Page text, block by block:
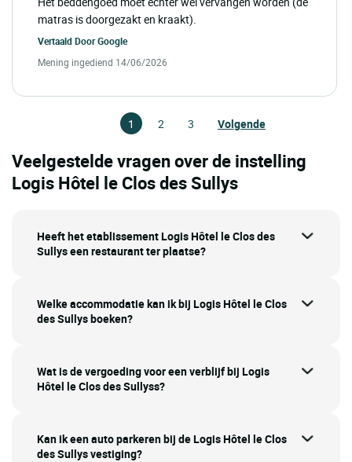
matras is doorgezakt en kraakt).
Vertaald DoorGoogle
Mening ingediend 14/06/2026
1 2 3 Volgende
Veelgestelde vragen over de instelling
Logis Hôtel le Clos des Sullys
Heeft het etablissement Logis Hôtel le Clos des
Sullys een restaurant ter plaatse?
Welke accommodatie kan ik bij Logis Hôtel le Clos
des Sullys boeken?
Wat is de vergoeding voor een verblijf bij Logis
Hôtel le Clos des Sullyss?
Kan ik een auto parkeren bij de Logis Hôtel le Clos
des Sullys vestiging?